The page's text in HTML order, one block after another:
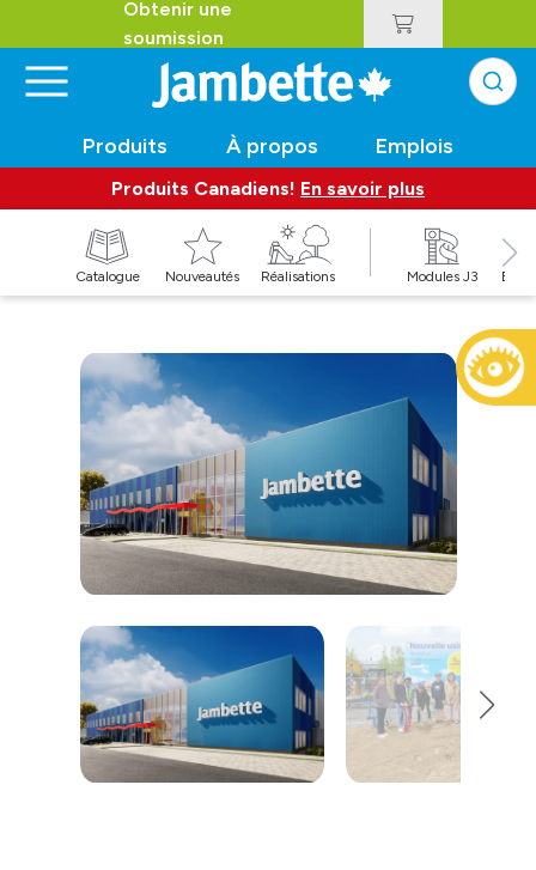
Obtenir une
soumission
Produits À propos Emplois
Produits Canadiens! En savoir plus
Catalogue Nouveautés Réalisations Modules J3